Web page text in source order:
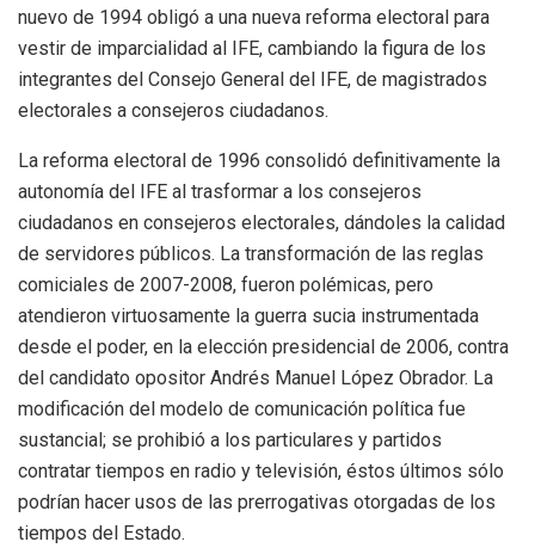
nuevo de 1994 obligó a una nueva reforma electoral para
vestir de imparcialidad al IFE, cambiando la figura de los
integrantes del Consejo General del IFE, de magistrados
electorales a consejeros ciudadanos.
La reforma electoral de 1996 consolidó definitivamente la
autonomía del IFE al trasformar a los consejeros
ciudadanos en consejeros electorales, dándoles la calidad
de servidores públicos. La transformación de las reglas
comiciales de 2007-2008, fueron polémicas, pero
atendieron virtuosamente la guerra sucia instrumentada
desde el poder, en la elección presidencial de 2006, contra
del candidato opositor Andrés Manuel López Obrador. La
modificación del modelo de comunicación política fue
sustancial; se prohibió a los particulares y partidos
contratar tiempos en radio y televisión, éstos últimos sólo
podrían hacer usos de las prerrogativas otorgadas de los
tiempos del Estado.